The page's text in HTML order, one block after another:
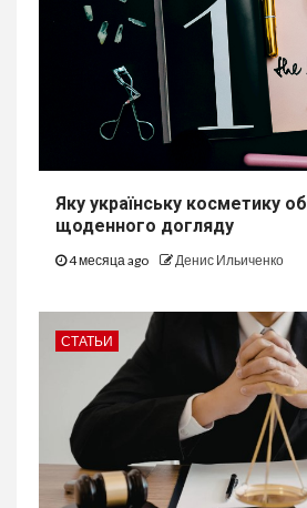
Яку українську косметику
щоденного догляду
4 месяца ago Денис Ильиченко
СТАТЬИ